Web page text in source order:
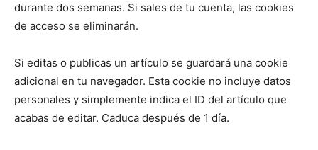
durante dos semanas. Si sales de tu cuenta, las cookies
de acceso se eliminarán.
Si editas o publicas un artículo se guardará una cookie
adicional en tu navegador. Esta cookie no incluye datos
personales y simplemente indica el ID del artículo que
acabas de editar. Caduca después de 1 día.